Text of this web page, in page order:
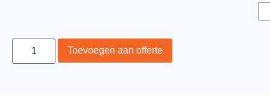
Toevoegen aan offerte